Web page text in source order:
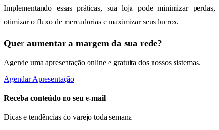
Implementando essas práticas, sua loja pode minimizar perdas,
otimizar o fluxo de mercadorias e maximizar seus lucros.
Quer aumentar a margem da sua rede?
Agende uma apresentação online e gratuita dos nossos sistemas.
Agendar Apresentação
Receba conteúdo no seu e-mail
Dicas e tendências do varejo toda semana